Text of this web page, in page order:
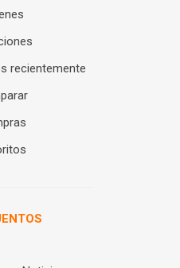
recientemente